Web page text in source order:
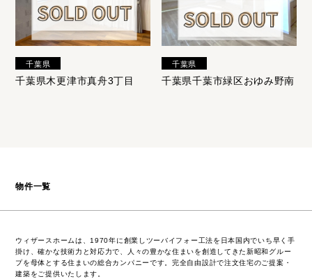
千葉県
千葉県木更津市真舟3丁目
千葉県
千葉県千葉市緑区おゆみ野南
物件一覧
ウィザースホームは、1970年に創業しツーバイフォー工法を日本国内でいち早く手
掛け、確かな技術力と対応力で、人々の豊かな住まいを創造してきた新昭和グルー
プを母体とする住まいの総合カンパニーです。完全自由設計で注文住宅のご提案・
建築をご提供いたします。